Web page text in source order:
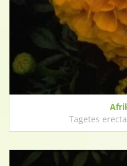
Tagetes